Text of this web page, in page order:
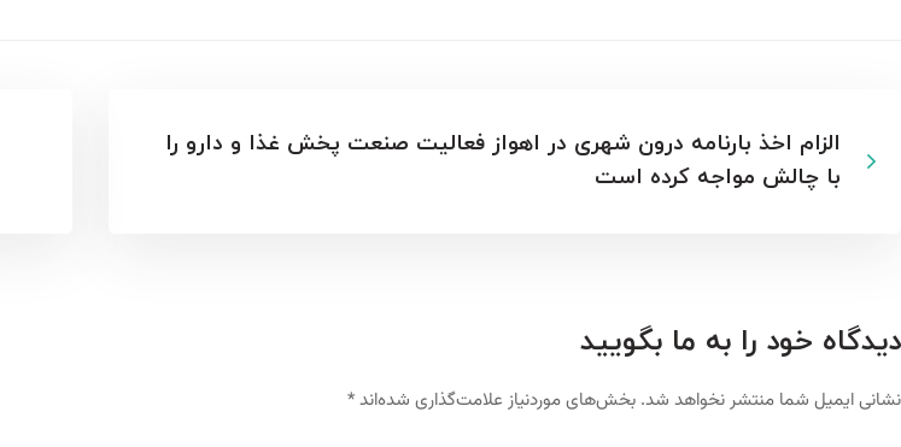
الزام اخذ بارنامه درون شهری در اهواز فعالیت صنعت پخش غذا و دارو را
با چالش مواجه کرده است
دیدگاه خود را به ما بگویید
نشانی ایمیل شما منتشر نخواهد شد. بخش‌های موردنیاز علامت‌گذاری شده‌اند*